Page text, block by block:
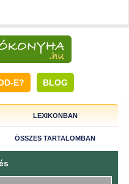
E? BLOG
LEXIKONBAN
ÖSSZES TARTALOMBAN